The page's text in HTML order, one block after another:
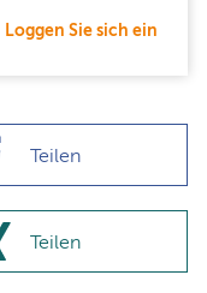
Loggen Sie sich ein
Teilen
Teilen